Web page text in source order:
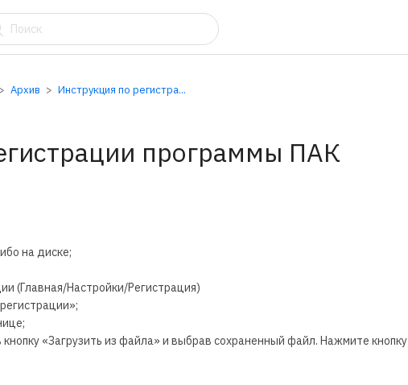
Архив Инструкция по регистра...
программы ПАК
на диске;
(Главная/Настройки/Регистрация)
«Загрузить из файла» и выбрав сохраненный файл. Нажмите кнопку